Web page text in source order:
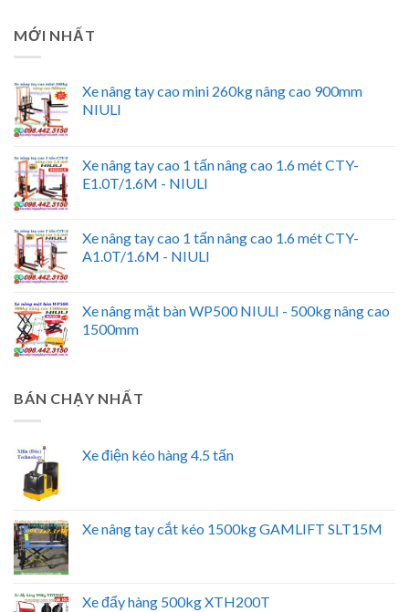
MỚI NHẤT
Xe nâng tay cao mini 260kg nâng cao 900mm
NIULI
Xe nâng tay cao 1 tấn nâng cao 1.6 mét CTY-
E1.0T/1.6M - NIULI
Xe nâng tay cao 1 tấn nâng cao 1.6 mét CTY-
A1.0T/1.6M - NIULI
Xe nâng mặt bàn WP500 NIULI - 500kg nâng cao
1500mm
BÁN CHẠY NHẤT
Xe điện kéo hàng 4.5 tấn
Xe nâng tay cắt kéo 1500kg GAMLIFT SLT15M
Xe đẩy hàng 500kg XTH200T